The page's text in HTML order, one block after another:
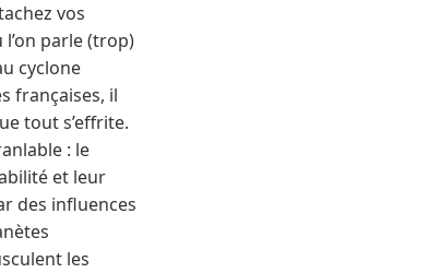
vos
parle (trop)
cyclone
françaises, il
tout s’effrite.
: le
et leur
des influences
les